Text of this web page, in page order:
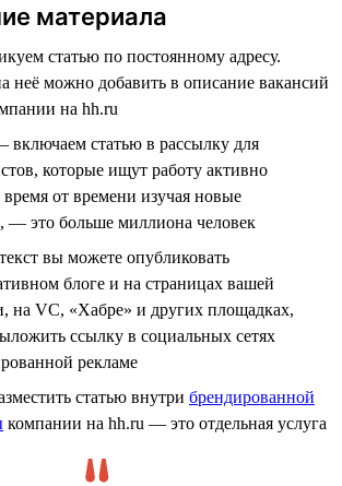
материала
статью по постоянному адресу.
неё можно добавить в описание вакансий
на hh.ru
статью в рассылку для
которые ищут работу активно
время от времени изучая новые
— это больше миллиона человек
вы можете опубликовать
блоге и на страницах вашей
на VC, «Хабре» и других площадках,
ссылку в социальных сетях
рекламе
статью внутри брендированной
компании на hh.ru — это отдельная услуга